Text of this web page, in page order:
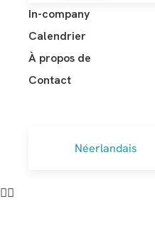
In-company
Calendrier
À propos de
Contact
Néerlandais